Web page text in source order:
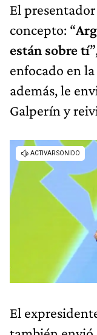
El
concepto: “
están sobre tí
enfocado en
además, le
Galperín y
El